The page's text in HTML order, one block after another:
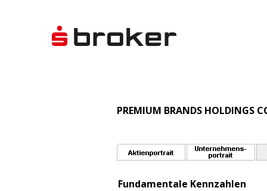
PREMIUM BRANDS HOLDINGS
Fundamentale Kennzahlen